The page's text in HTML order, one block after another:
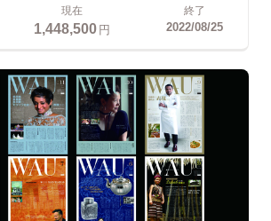
現在
1,448,500円
終了
2022/08/25